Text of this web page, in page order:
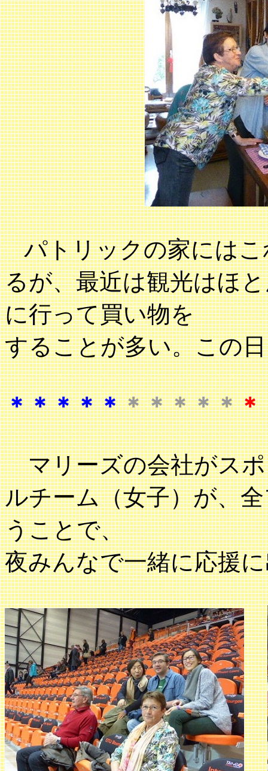
パトリックの家には
るが、最近は観光はほ
に行って買い物を
することが多い。この
＊＊＊＊＊＊＊＊＊＊＊
マリーズの会社がスポ
ルチーム（女子）が、
うことで、
夜みんなで一緒に応援